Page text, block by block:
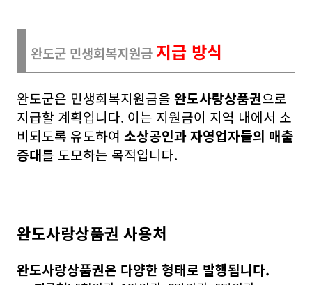
완도군 민생회복지원금 지급 방식
완도군은 민생회복지원금을 완도사랑상품권으로
지급할 계획입니다. 이는 지원금이 지역 내에서 소
비되도록 유도하여 소상공인과 자영업자들의 매출
증대를 도모하는 목적입니다.
완도사랑상품권 사용처
완도사랑상품권은 다양한 형태로 발행됩니다.